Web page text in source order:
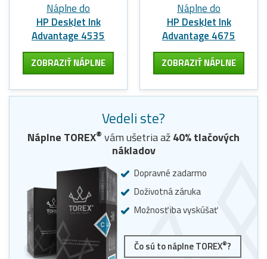
Náplne do
HP DeskJet Ink
Advantage 4535
ZOBRAZIŤ NÁPLNE
Náplne do
HP DeskJet Ink
Advantage 4675
ZOBRAZIŤ NÁPLNE
Vedeli ste?
Náplne TOREX® vám ušetria až40% tlačových
nákladov
Dopravné zadarmo
Doživotná záruka
Možnosť iba vyskúšať
Čo sú to náplne TOREX®?